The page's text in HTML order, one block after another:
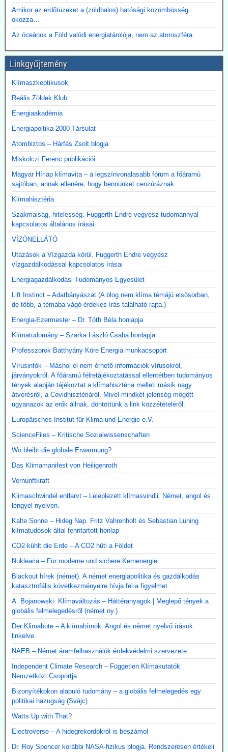
Amikor az erdőtüzeket a (zöldbalos) hatósági közömbösség
okozza…
Az óceánok a Föld valódi energiatárolója, nem az atmoszféra
Linkgyűjtemény
Klímaszkeptikusok
Reális Zöldek Klub
Energiaakadémia
Energiapoltika-2000 Társulat
Atombiztos – Hárfás Zsolt blogja
Miskolczi Ferenc publikációi
Magyar Hírlap klímavita – a legszínvonalasabb fórum a főáramú
sajtóban, annak ellenére, hogy bennünket cenzúráznak
Klímahisztéria
Szakmaiság, hitelesség. Fuggerth Endre vegyész tudománnyal
kapcsolatos általános írásai
VÍZÖNELLÁTÓ
Utazások a Vízgazda körül. Fuggerth Endre vegyész
vízgazdálkodással kapcsolatos írásai
Energiagazdálkodási Tudományos Egyesület
Lift Instinct – Adatbányászat (A blog nem klíma témájú elsősorban,
de több, a témába vágó érdekes írás található rajta.)
Energia-Ezermester – Dr. Tóth Béla honlapja
Klímatudomány – Szarka László Csaba honlapja
Professzorok Batthyány Köre Energia munkacsoport
Vírusinfók – Máshol el nem érhető információk vírusokról,
járványokról. A főáramú félretájékoztatással ellentétben tudományos
tények alapján tájékoztat a klímahisztéria melleti másik nagy
átverésről, a Covidhisztériáról. Mivel mindkét jelenség mögött
ugyanazok az erők állnak, döntöttünk a link közzétételéről.
Europäisches Institut für Klima und Energie e.V.
ScienceFiles – Kritische Sozialwissenschaften
Wo bleibt die globale Erwärmung?
Das Klimamanifest von Heiligenroth
Vernunftkraft
Klimaschwindel entlarvt – Leleplezett klímasvindli. Német, angol és
lengyel nyelven.
Kalte Sonne – Hideg Nap. Fritz Vahrenholt és Sebastian Lüning
klímatudósok által fenntartott honlap
CO2 kühlt die Erde – A CO2 hűti a Földet
Nuklearia – Für moderne und sichere Kernenergie
Blackout hírek (német). A német energiapolitika és gazdálkodás
katasztrofális következményeire hívja fel a figyelmet.
A. Bojanowski: Klímaváltozás – Háttéranyagok | Meglepő tények a
globális felmelegedésről (német ny.)
Der Klimabote – A klímahírnök. Angol és német nyelvű írások
linkelve.
NAEB – Német áramfelhasználók érdekvédelmi szervezete
Independent Climate Research – Független Klímakutatók
Nemzetközi Csoportja
Bizonyítékokon alapuló tudomány – a globális felmelegedés egy
politikai hazugság (Svájc)
Watts Up with That?
Electroverse – A hidegrekordokról is beszámol
Dr. Roy Spencer korábbi NASA-fizikus blogja. Rendszeresen értékeli